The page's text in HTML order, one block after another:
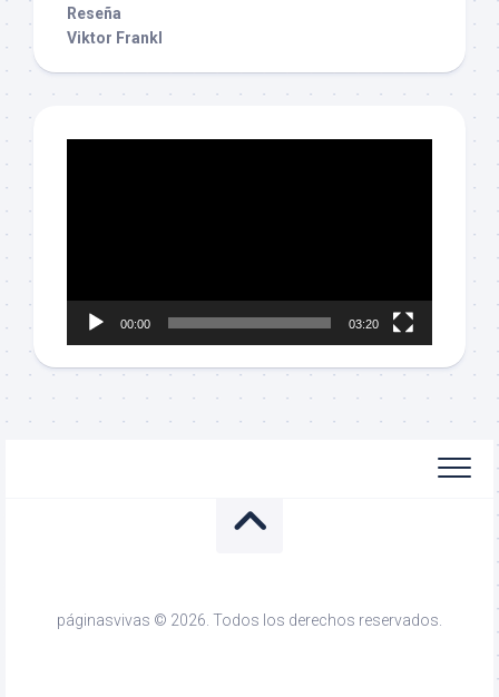
Reseña
Viktor Frankl
00:00 03:20
páginasvivas © 2026. Todos los derechos reservados.